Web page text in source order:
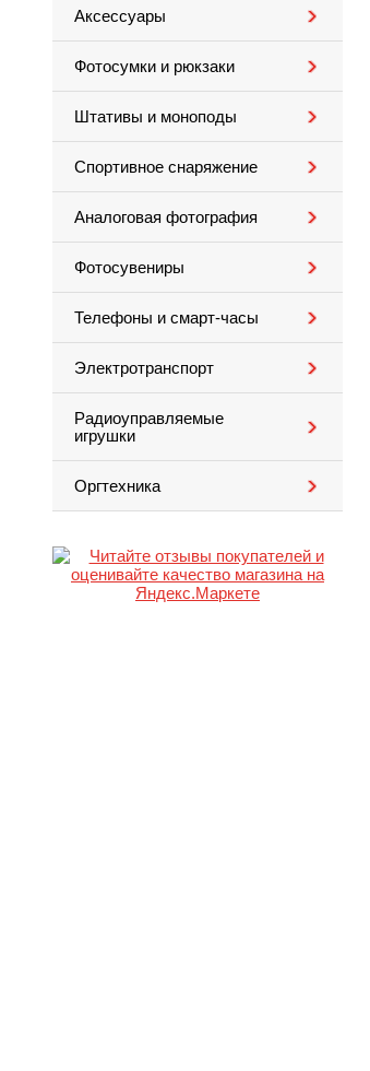
Аксессуары
Фотосумки и рюкзаки
Штативы и моноподы
Спортивное снаряжение
Аналоговая фотография
Фотосувениры
Телефоны и смарт-часы
Электротранспорт
Радиоуправляемые
игрушки
Оргтехника